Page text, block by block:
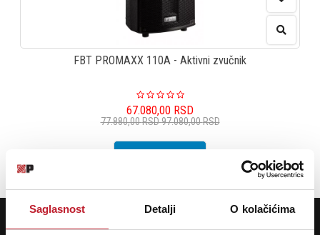
Saglasnost Detalji O kolačićima
FBT PROMAXX 110A - Aktivni zvučnik
67.080,00 RSD
77.880,00RSD97.080,00RSD
POTREBNA VAM JE POMOĆ? POZOVITE NAS!
Ukoliko želite da dobijete najnovije informacije o novitetima i popustima,